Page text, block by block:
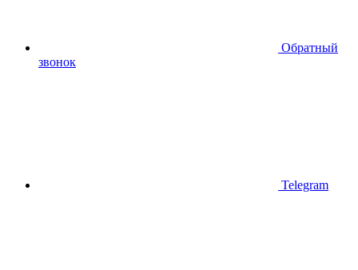
Обратный
звонок
Telegram